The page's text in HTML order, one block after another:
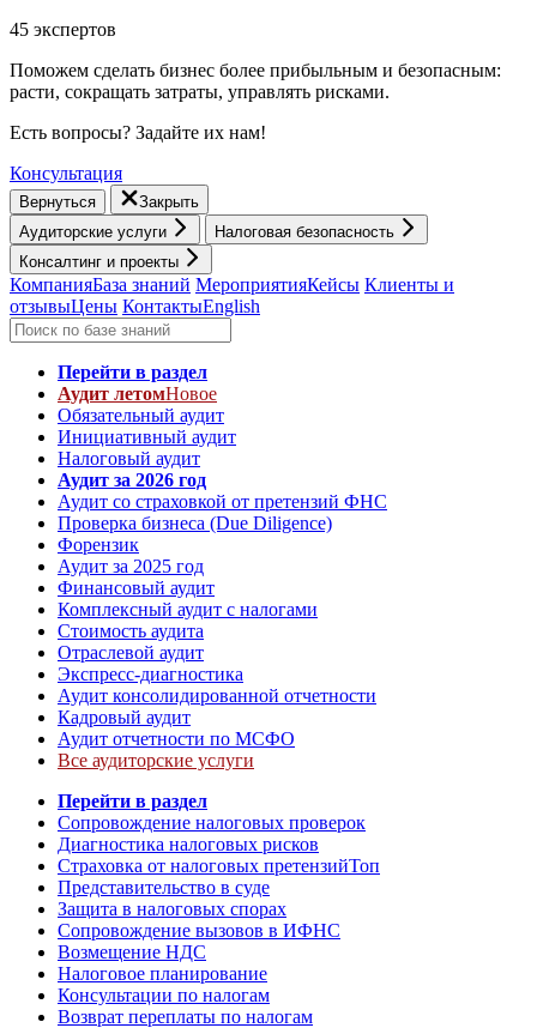
45 экспертов
Поможем сделать бизнес более прибыльным и безопасным:
расти, cокращать затраты, управлять рисками.
Есть вопросы? Задайте их нам!
Консультация
Вернуться
Закрыть
Аудиторские услуги
Налоговая безопасность
Консалтинг и проекты
КомпанияБаза знаний МероприятияКейсы Клиенты и
отзывыЦены КонтактыEnglish
Перейти в раздел
Аудит летомНовое
Обязательный аудит
Инициативный аудит
Налоговый аудит
Аудит за 2026 год
Аудит со страховкой от претензий ФНС
Проверка бизнеса (Due Diligence)
Форензик
Аудит за 2025 год
Финансовый аудит
Комплексный аудит с налогами
Стоимость аудита
Отраслевой аудит
Экспресс-диагностика
Аудит консолидированной отчетности
Кадровый аудит
Аудит отчетности по МСФО
Все аудиторские услуги
Перейти в раздел
Сопровождение налоговых проверок
Диагностика налоговых рисков
Страховка от налоговых претензийТоп
Представительство в суде
Защита в налоговых спорах
Сопровождение вызовов в ИФНС
Возмещение НДС
Налоговое планирование
Консультации по налогам
Возврат переплаты по налогам